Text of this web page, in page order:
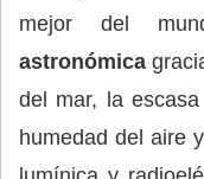
mejor del
astronómica
del mar, la
humedad del aire